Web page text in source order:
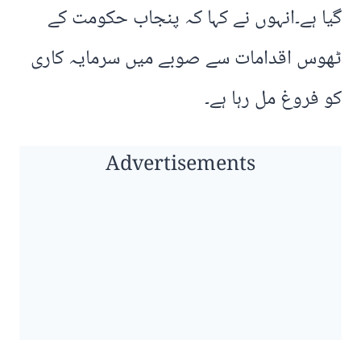
گیا ہے۔انہوں نے کہا کہ پنجاب حکومت کے
ٹھوس اقدامات سے صوبے میں سرمایہ کاری
کو فروغ مل رہا ہے۔
Advertisements